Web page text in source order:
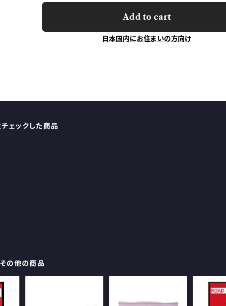
Add to cart
日本国内にお住まいの方向け
ェックした商品
その他の商品